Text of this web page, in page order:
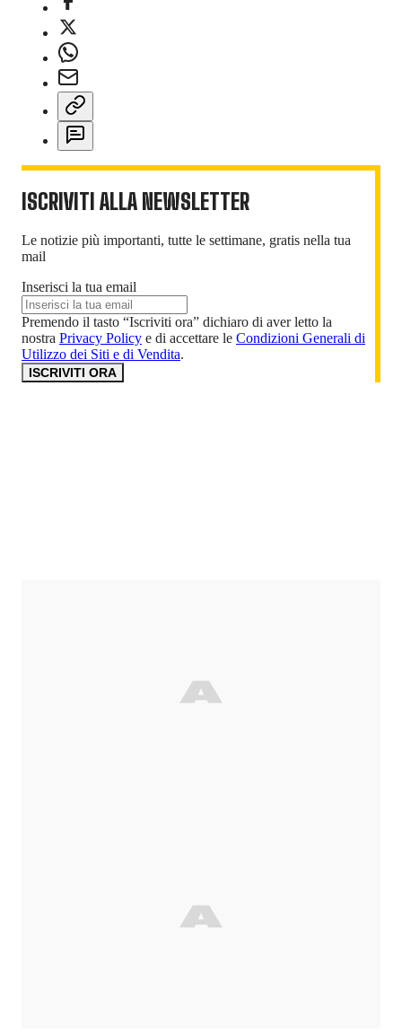
ISCRIVITI ALLA NEWSLETTER
Le notizie più importanti, tutte le settimane, gratis nella tua
mail
Inserisci la tua email
Premendo il tasto “Iscriviti ora” dichiaro di aver letto la
nostra Privacy Policy e di accettare le Condizioni Generali di
Utilizzo dei Siti e di Vendita.
ISCRIVITI ORA